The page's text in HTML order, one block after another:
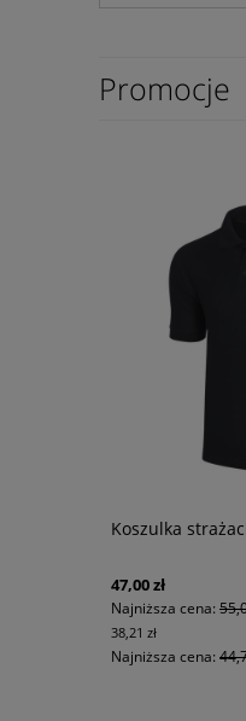
Promocje
Koszulka
47,00 zł
Najniższa cena:
38,21 zł
Najniższa cena: